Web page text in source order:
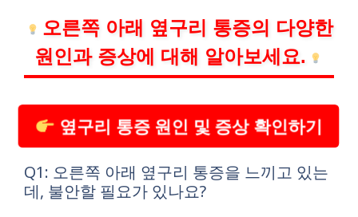
오른쪽 아래 옆구리 통증의 다양한
원인과 증상에 대해 알아보세요.
옆구리 통증 원인 및 증상 확인하기
Q1: 오른쪽 아래 옆구리 통증을 느끼고 있는
데, 불안할 필요가 있나요?